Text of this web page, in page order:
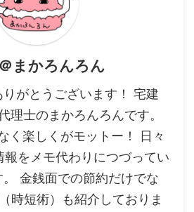
まかろんろん
がとうございます！ 宅建
理士のまかろんろんです。
く楽しくがモットー！ 日々
をメモ代わりにつづってい
金銭面での節約だけでな
時短術）も紹介しておりま